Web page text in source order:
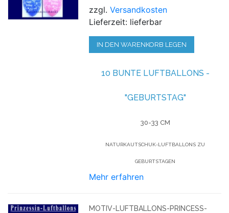
zzgl.Versandkosten
Lieferzeit: lieferbar
IN DEN WARENKORB LEGEN
10 BUNTE LUFTBALLONS -
"GEBURTSTAG"
30-33 CM
NATURKAUTSCHUK-LUFTBALLONS ZU
GEBURTSTAGEN
Mehr erfahren
MOTIV-LUFTBALLONS-PRINCESS-